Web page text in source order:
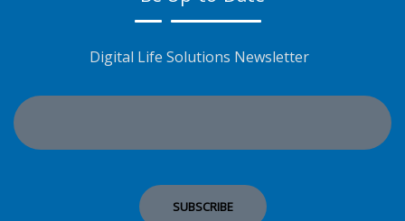
Digital Life Solutions Newsletter